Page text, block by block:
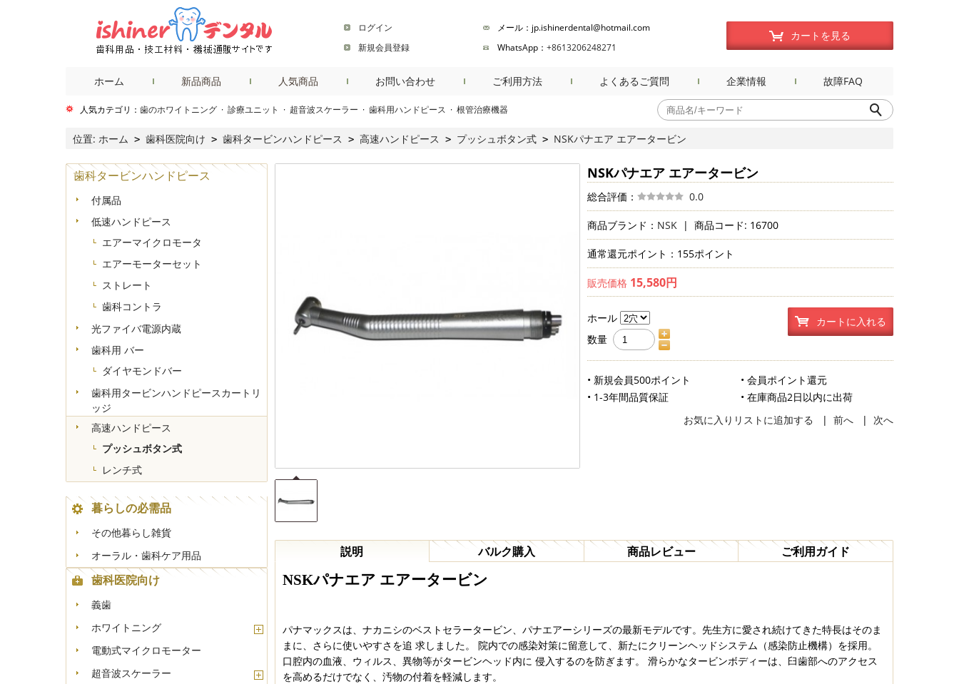
ログイン
新規会員登録
メール：jp.ishinerdental@hotmail.com
WhatsApp： +8613206248271
カートを見る
ホーム 新品商品 人気商品 お問い合わせ ご利用方法 よくあるご質問 企業情報 故障FAQ
人気カテゴリ： 歯のホワイトニング · 診療ユニット · 超音波スケーラー · 歯科用ハンドピース · 根管治療機器商品検索
位置: ホーム > 歯科医院向け > 歯科タービンハンドピース > 高速ハンドピース > プッシュボタン式 > NSKパナエア エアータービン
NSKパナエア エアータービン
総合評価： 0.0
商品ブランド： NSK |商品コード: 16700
通常還元ポイント：155ポイント
販売価格 15,580円
ホール
数量
カートに入れる
• 新規会員500ポイント
• 会員ポイント還元
• 1-3年間品質保証
• 在庫商品2日以内に出荷
お気に入りリストに追加する
| 前へ | 次へ
説明 バルク購入 商品レビュー ご利用ガイド
NSKパナエア エアータービン
パナマックスは、ナカニシのベストセラータービン、パナエアーシリーズの最新モデルです。先生方に愛され続けてきた特長はそのま
まに、さらに使いやすさを追 求しました。 院内での感染対策に留意して、新たにクリーンヘッドシステム（感染防止機構）を採用。
口腔内の血液、ウィルス、異物等がタービンヘッド内に 侵入するのを防ぎます。 滑らかなタービンボディーは、臼歯部へのアクセス
を高めるだけでなく、汚物の付着を軽減します。
歯科タービンハンドピース
付属品
低速ハンドピース
エアーマイクロモータ
エアーモーターセット
ストレート
歯科コントラ
光ファイバ電源内蔵
歯科用 バー
ダイヤモンドバー
歯科用タービンハンドピースカートリ
ッジ
高速ハンドピース
プッシュボタン式
レンチ式
暮らしの必需品
その他暮らし雑貨
オーラル・歯科ケア用品
歯科医院向け
義歯
ホワイトニング
電動式マイクロモーター
超音波スケーラー